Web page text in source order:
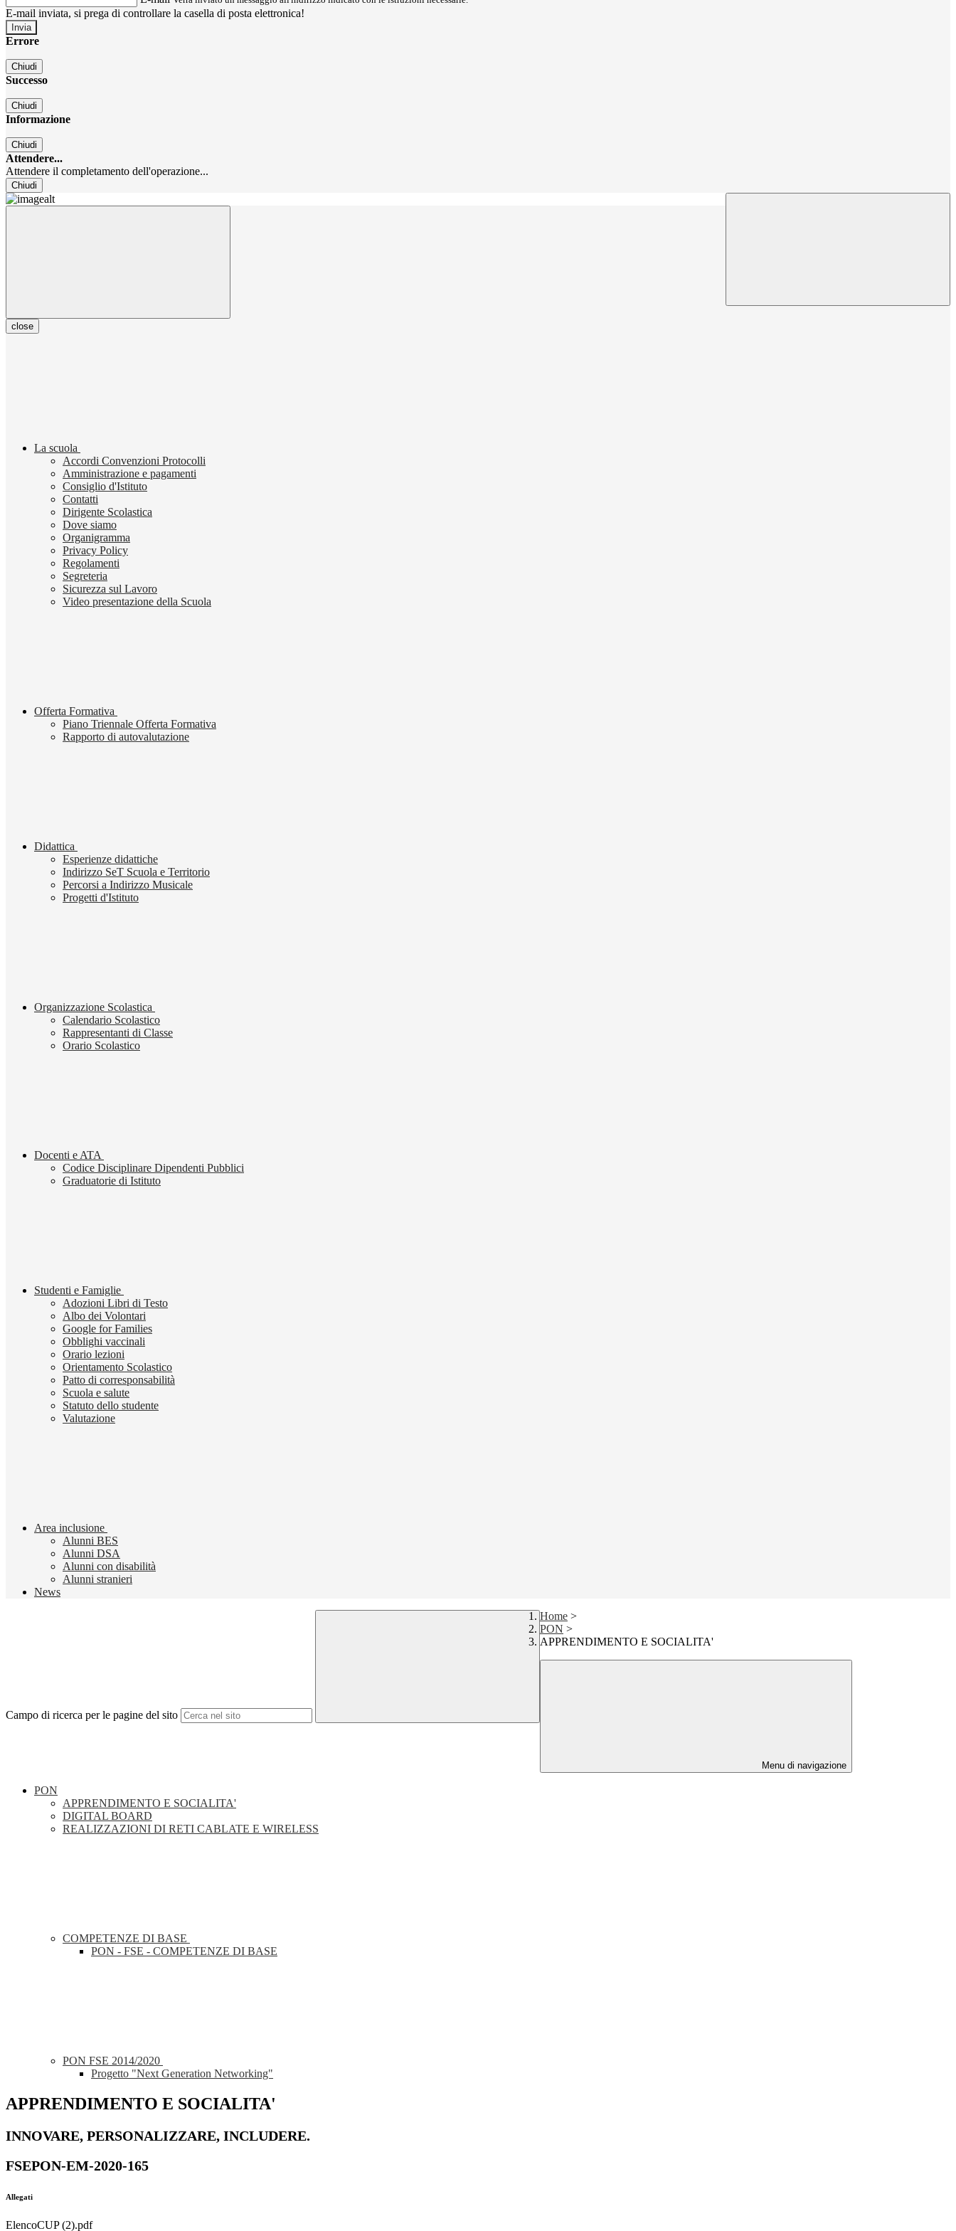
E-mail inviata, si prega di controllare la casella di posta elettronica!
Errore
Chiudi
Successo
Chiudi
Informazione
Chiudi
Attendere...
Attendere il completamento dell'operazione...
Chiudi
close
La scuola
Accordi Convenzioni Protocolli
Amministrazione e pagamenti
Consiglio d'Istituto
Contatti
Dirigente Scolastica
Dove siamo
Organigramma
Privacy Policy
Regolamenti
Segreteria
Sicurezza sul Lavoro
Video presentazione della Scuola
Offerta Formativa
Piano Triennale Offerta Formativa
Rapporto di autovalutazione
Didattica
Esperienze didattiche
Indirizzo SeT Scuola e Territorio
Percorsi a Indirizzo Musicale
Progetti d'Istituto
Organizzazione Scolastica
Calendario Scolastico
Rappresentanti di Classe
Orario Scolastico
Docenti e ATA
Codice Disciplinare Dipendenti Pubblici
Graduatorie di Istituto
Studenti e Famiglie
Adozioni Libri di Testo
Albo dei Volontari
Google for Families
Obblighi vaccinali
Orario lezioni
Orientamento Scolastico
Patto di corresponsabilità
Scuola e salute
Statuto dello studente
Valutazione
Area inclusione
Alunni BES
Alunni DSA
Alunni con disabilità
Alunni stranieri
News
Campo di ricerca per le pagine del sito
Home >
PON >
APPRENDIMENTO E SOCIALITA'
Menu di navigazione
PON
APPRENDIMENTO E SOCIALITA'
DIGITAL BOARD
REALIZZAZIONI DI RETI CABLATE E WIRELESS
COMPETENZE DI BASE
PON - FSE - COMPETENZE DI BASE
PON FSE 2014/2020
Progetto "Next Generation Networking"
APPRENDIMENTO E SOCIALITA'
INNOVARE, PERSONALIZZARE, INCLUDERE.
FSEPON-EM-2020-165
Allegati
ElencoCUP (2).pdf